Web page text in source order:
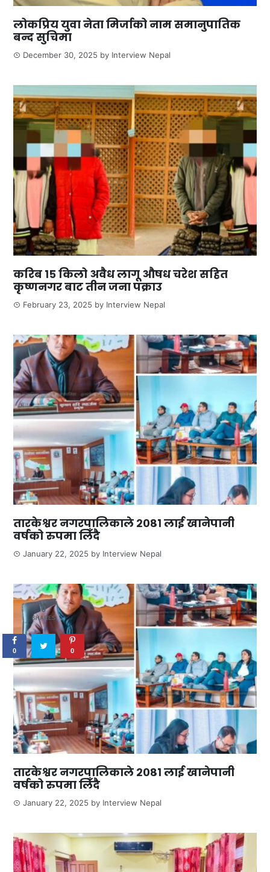
लोकप्रिय युवा नेता मिर्जाको नाम समानुपातिक
बन्द सुचिमा
December 30, 2025 by Interview Nepal
करिब १५ किलो अवैध लागू औषध चरेश सहित
कृष्णनगर बाट तीन जना पक्राउ
February 23, 2025 by Interview Nepal
तारकेश्वर नगरपालिकाले २०८१ लाई खानेपानी
वर्षको रुपमा लिँदै
January 22, 2025 by Interview Nepal
तारकेश्वर नगरपालिकाले २०८१ लाई खानेपानी
वर्षको रुपमा लिँदै
January 22, 2025 by Interview Nepal
0
SHARES
0 0